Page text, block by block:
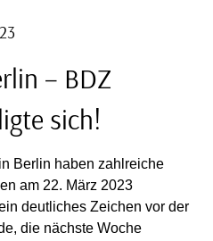
– BDZ
sich!
Berlin haben zahlreiche
am 22. März 2023
deutliches Zeichen vor der
die nächste Woche